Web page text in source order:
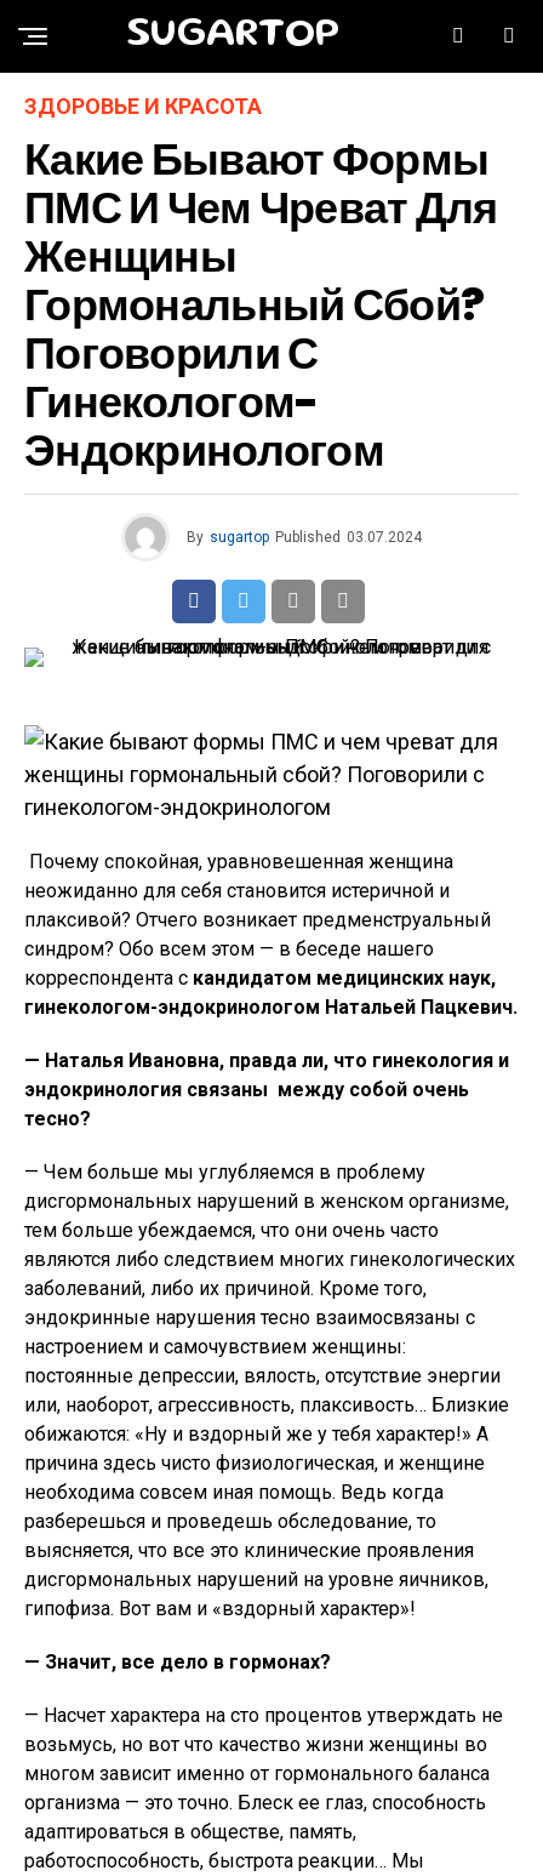
SUGARTOP
ЗДОРОВЬЕ И КРАСОТА
Какие Бывают Формы
ПМС И Чем Чреват Для
Женщины
Гормональный Сбой?
Поговорили С
Гинекологом-
Эндокринологом
By sugartop Published 03.07.2024
Почему спокойная, уравновешенная женщина
неожиданно для себя становится истеричной и
плаксивой? Отчего возникает предменструальный
синдром? Обо всем этом — в беседе нашего
корреспондента с кандидатом медицинских наук,
гинекологом-эндокринологом Натальей Пацкевич.
— Наталья Ивановна, правда ли, что гинекология и
эндокринология связаны между собой очень
тесно?
— Чем больше мы углубляемся в проблему
дисгормональных нарушений в женском организме,
тем больше убеждаемся, что они очень часто
являются либо следствием многих гинекологических
заболеваний, либо их причиной. Кроме того,
эндокринные нарушения тесно взаимосвязаны с
настроением и самочувствием женщины:
постоянные депрессии, вялость, отсутствие энергии
или, наоборот, агрессивность, плаксивость… Близкие
обижаются: «Ну и вздорный же у тебя характер!» А
причина здесь чисто физиологическая, и женщине
необходима совсем иная помощь. Ведь когда
разберешься и проведешь обследование, то
выясняется, что все это клинические проявления
дисгормональных нарушений на уровне яичников,
гипофиза. Вот вам и «вздорный характер»!
— Значит, все дело в гормонах?
— Насчет характера на сто процентов утверждать не
возьмусь, но вот что качество жизни женщины во
многом зависит именно от гормонального баланса
организма — это точно. Блеск ее глаз, способность
адаптироваться в обществе, память,
работоспособность, быстрота реакции… Мы